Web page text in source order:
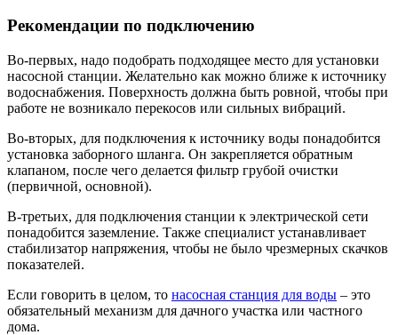
Рекомендации по подключению
Во-первых, надо подобрать подходящее место для установки
насосной станции. Желательно как можно ближе к источнику
водоснабжения. Поверхность должна быть ровной, чтобы при
работе не возникало перекосов или сильных вибраций.
Во-вторых, для подключения к источнику воды понадобится
установка заборного шланга. Он закрепляется обратным
клапаном, после чего делается фильтр грубой очистки
(первичной, основной).
В-третьих, для подключения станции к электрической сети
понадобится заземление. Также специалист устанавливает
стабилизатор напряжения, чтобы не было чрезмерных скачков
показателей.
Если говорить в целом, то насосная станция для воды – это
обязательный механизм для дачного участка или частного
дома.